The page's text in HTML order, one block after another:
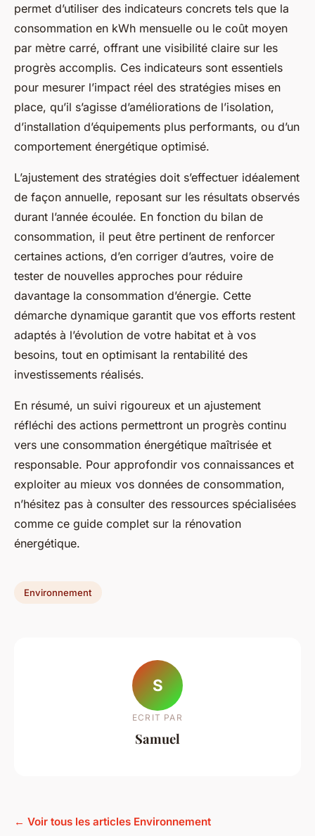
permet d’utiliser des indicateurs concrets tels que la
consommation en kWh mensuelle ou le coût moyen
par mètre carré, offrant une visibilité claire sur les
progrès accomplis. Ces indicateurs sont essentiels
pour mesurer l’impact réel des stratégies mises en
place, qu’il s’agisse d’améliorations de l’isolation,
d’installation d’équipements plus performants, ou d’un
comportement énergétique optimisé.
L’ajustement des stratégies doit s’effectuer idéalement
de façon annuelle, reposant sur les résultats observés
durant l’année écoulée. En fonction du bilan de
consommation, il peut être pertinent de renforcer
certaines actions, d’en corriger d’autres, voire de
tester de nouvelles approches pour réduire
davantage la consommation d’énergie. Cette
démarche dynamique garantit que vos efforts restent
adaptés à l’évolution de votre habitat et à vos
besoins, tout en optimisant la rentabilité des
investissements réalisés.
En résumé, un suivi rigoureux et un ajustement
réfléchi des actions permettront un progrès continu
vers une consommation énergétique maîtrisée et
responsable. Pour approfondir vos connaissances et
exploiter au mieux vos données de consommation,
n’hésitez pas à consulter des ressources spécialisées
comme ce guide complet sur la rénovation
énergétique.
Environnement
S
ECRIT PAR
Samuel
← Voir tous les articles Environnement